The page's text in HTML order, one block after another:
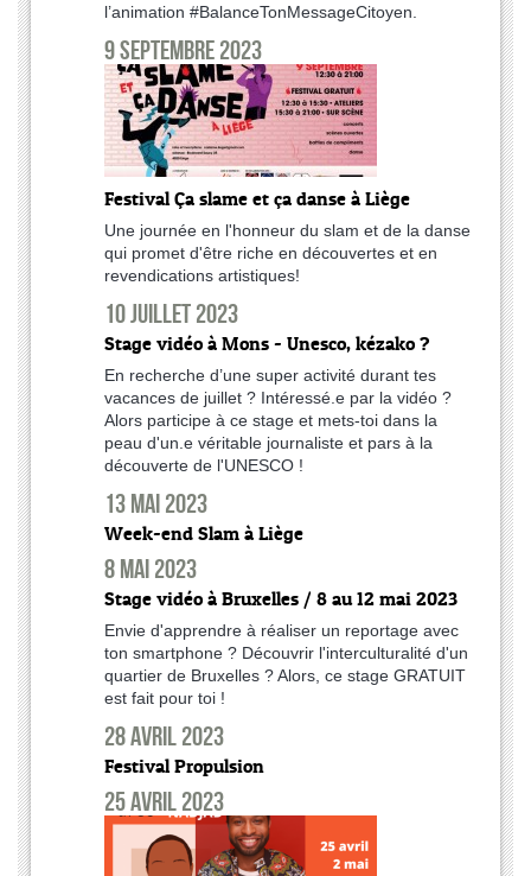
l’animation #BalanceTonMessageCitoyen.
9 septembre 2023
Festival Ça slame et ça danse à Liège
Une journée en l'honneur du slam et de la danse
qui promet d'être riche en découvertes et en
revendications artistiques!
10 juillet 2023
Stage vidéo à Mons - Unesco, kézako ?
En recherche d’une super activité durant tes
vacances de juillet ? Intéressé.e par la vidéo ?
Alors participe à ce stage et mets-toi dans la
peau d'un.e véritable journaliste et pars à la
découverte de l'UNESCO !
13 mai 2023
Week-end Slam à Liège
8 mai 2023
Stage vidéo à Bruxelles / 8 au 12 mai 2023
Envie d'apprendre à réaliser un reportage avec
ton smartphone ? Découvrir l'interculturalité d'un
quartier de Bruxelles ? Alors, ce stage GRATUIT
est fait pour toi !
28 avril 2023
Festival Propulsion
25 avril 2023